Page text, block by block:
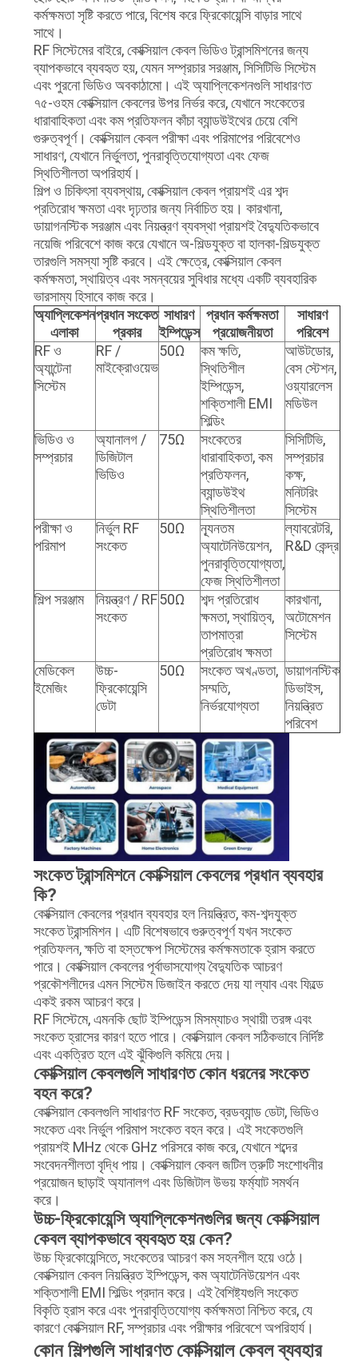
কর্মক্ষমতা সৃষ্টি করতে পারে, বিশেষ করে ফ্রিকোয়েন্সি বাড়ার সাথে
সাথে।
RF সিস্টেমের বাইরে, কোক্সিয়াল কেবল ভিডিও ট্রান্সমিশনের জন্য
ব্যাপকভাবে ব্যবহৃত হয়, যেমন সম্প্রচার সরঞ্জাম, সিসিটিভি সিস্টেম
এবং পুরনো ভিডিও অবকাঠামো। এই অ্যাপ্লিকেশনগুলি সাধারণত
৭৫-ওহম কোক্সিয়াল কেবলের উপর নির্ভর করে, যেখানে সংকেতের
ধারাবাহিকতা এবং কম প্রতিফলন কাঁচা ব্যান্ডউইথের চেয়ে বেশি
গুরুত্বপূর্ণ। কোক্সিয়াল কেবল পরীক্ষা এবং পরিমাপের পরিবেশেও
সাধারণ, যেখানে নির্ভুলতা, পুনরাবৃত্তিযোগ্যতা এবং ফেজ
স্থিতিশীলতা অপরিহার্য।
শিল্প ও চিকিৎসা ব্যবস্থায়, কোক্সিয়াল কেবল প্রায়শই এর শব্দ
প্রতিরোধ ক্ষমতা এবং দৃঢ়তার জন্য নির্বাচিত হয়। কারখানা,
ডায়াগনস্টিক সরঞ্জাম এবং নিয়ন্ত্রণ ব্যবস্থা প্রায়শই বৈদ্যুতিকভাবে
নয়েজি পরিবেশে কাজ করে যেখানে অ-শিল্ডযুক্ত বা হালকা-শিল্ডযুক্ত
তারগুলি সমস্যা সৃষ্টি করবে। এই ক্ষেত্রে, কোক্সিয়াল কেবল
কর্মক্ষমতা, স্থায়িত্ব এবং সমন্বয়ের সুবিধার মধ্যে একটি ব্যবহারিক
ভারসাম্য হিসাবে কাজ করে।
অ্যাপ্লিকেশন
এলাকা
প্রধান সংকেত
প্রকার
সাধারণ
ইম্পিডেন্স
প্রধান কর্মক্ষমতা
প্রয়োজনীয়তা
সাধারণ
পরিবেশ
RF ও
অ্যান্টেনা
সিস্টেম
RF /
মাইক্রোওয়েভ
50Ω
কম ক্ষতি,
স্থিতিশীল
ইম্পিডেন্স,
শক্তিশালী EMI
শিল্ডিং
আউটডোর,
বেস স্টেশন,
ওয়্যারলেস
মডিউল
ভিডিও ও
সম্প্রচার
অ্যানালগ /
ডিজিটাল
ভিডিও
75Ω
সংকেতের
ধারাবাহিকতা, কম
প্রতিফলন,
ব্যান্ডউইথ
স্থিতিশীলতা
সিসিটিভি,
সম্প্রচার
কক্ষ,
মনিটরিং
সিস্টেম
পরীক্ষা ও
পরিমাপ
নির্ভুল RF
সংকেত
50Ω
ন্যূনতম
অ্যাটেনিউয়েশন,
পুনরাবৃত্তিযোগ্যতা,
ফেজ স্থিতিশীলতা
ল্যাবরেটরি,
R&D কেন্দ্র
শিল্প সরঞ্জাম
নিয়ন্ত্রণ / RF
সংকেত
50Ω
শব্দ প্রতিরোধ
ক্ষমতা, স্থায়িত্ব,
তাপমাত্রা
প্রতিরোধ ক্ষমতা
কারখানা,
অটোমেশন
সিস্টেম
মেডিকেল
ইমেজিং
উচ্চ-
ফ্রিকোয়েন্সি
ডেটা
50Ω
সংকেত অখণ্ডতা,
সম্মতি,
নির্ভরযোগ্যতা
ডায়াগনস্টিক
ডিভাইস,
নিয়ন্ত্রিত
পরিবেশ
সংকেত ট্রান্সমিশনে কোক্সিয়াল কেবলের প্রধান ব্যবহার
কি?
কোক্সিয়াল কেবলের প্রধান ব্যবহার হল নিয়ন্ত্রিত, কম-শব্দযুক্ত
সংকেত ট্রান্সমিশন। এটি বিশেষভাবে গুরুত্বপূর্ণ যখন সংকেত
প্রতিফলন, ক্ষতি বা হস্তক্ষেপ সিস্টেমের কর্মক্ষমতাকে হ্রাস করতে
পারে। কোক্সিয়াল কেবলের পূর্বাভাসযোগ্য বৈদ্যুতিক আচরণ
প্রকৌশলীদের এমন সিস্টেম ডিজাইন করতে দেয় যা ল্যাব এবং ফিল্ডে
একই রকম আচরণ করে।
RF সিস্টেমে, এমনকি ছোট ইম্পিডেন্স মিসম্যাচও স্থায়ী তরঙ্গ এবং
সংকেত হ্রাসের কারণ হতে পারে। কোক্সিয়াল কেবল সঠিকভাবে নির্দিষ্ট
এবং একত্রিত হলে এই ঝুঁকিগুলি কমিয়ে দেয়।
কোক্সিয়াল কেবলগুলি সাধারণত কোন ধরনের সংকেত
বহন করে?
কোক্সিয়াল কেবলগুলি সাধারণত RF সংকেত, ব্রডব্যান্ড ডেটা, ভিডিও
সংকেত এবং নির্ভুল পরিমাপ সংকেত বহন করে। এই সংকেতগুলি
প্রায়শই MHz থেকে GHz পরিসরে কাজ করে, যেখানে শব্দের
সংবেদনশীলতা বৃদ্ধি পায়। কোক্সিয়াল কেবল জটিল ত্রুটি সংশোধনীর
প্রয়োজন ছাড়াই অ্যানালগ এবং ডিজিটাল উভয় ফর্ম্যাট সমর্থন
করে।
উচ্চ-ফ্রিকোয়েন্সি অ্যাপ্লিকেশনগুলির জন্য কোক্সিয়াল
কেবল ব্যাপকভাবে ব্যবহৃত হয় কেন?
উচ্চ ফ্রিকোয়েন্সিতে, সংকেতের আচরণ কম সহনশীল হয়ে ওঠে।
কোক্সিয়াল কেবল নিয়ন্ত্রিত ইম্পিডেন্স, কম অ্যাটেনিউয়েশন এবং
শক্তিশালী EMI শিল্ডিং প্রদান করে। এই বৈশিষ্ট্যগুলি সংকেত
বিকৃতি হ্রাস করে এবং পুনরাবৃত্তিযোগ্য কর্মক্ষমতা নিশ্চিত করে, যে
কারণে কোক্সিয়াল RF, সম্প্রচার এবং পরীক্ষার পরিবেশে অপরিহার্য।
কোন শিল্পগুলি সাধারণত কোক্সিয়াল কেবল ব্যবহার